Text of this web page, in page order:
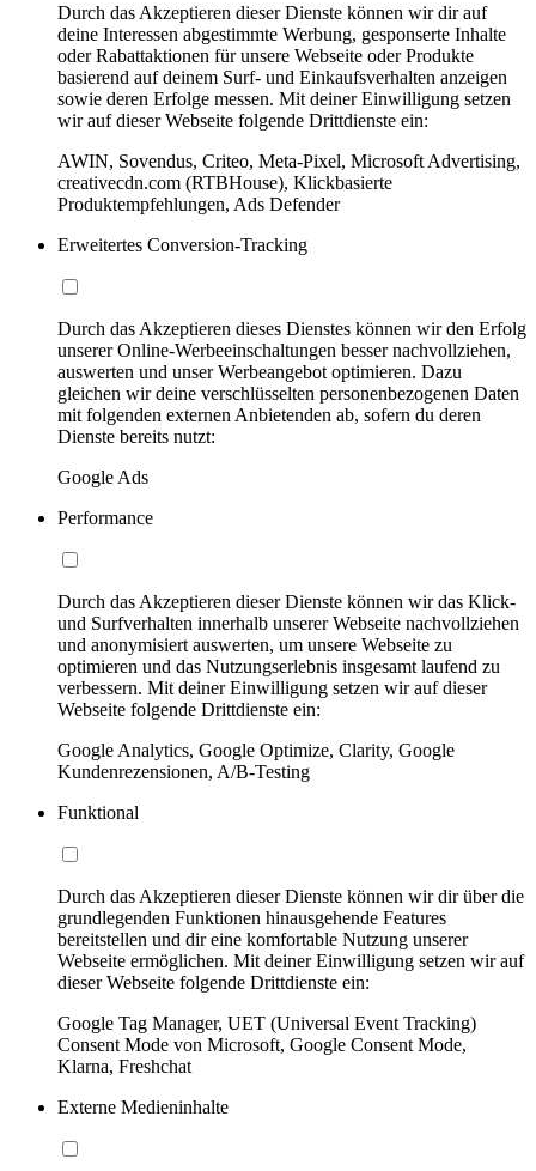
Durch das Akzeptieren dieser Dienste können wir dir auf
deine Interessen abgestimmte Werbung, gesponserte Inhalte
oder Rabattaktionen für unsere Webseite oder Produkte
basierend auf deinem Surf- und Einkaufsverhalten anzeigen
sowie deren Erfolge messen. Mit deiner Einwilligung setzen
wir auf dieser Webseite folgende Drittdienste ein:
AWIN, Sovendus, Criteo, Meta-Pixel, Microsoft Advertising,
creativecdn.com (RTBHouse), Klickbasierte
Produktempfehlungen, Ads Defender
Erweitertes Conversion-Tracking
Durch das Akzeptieren dieses Dienstes können wir den Erfolg
unserer Online-Werbeeinschaltungen besser nachvollziehen,
auswerten und unser Werbeangebot optimieren. Dazu
gleichen wir deine verschlüsselten personenbezogenen Daten
mit folgenden externen Anbietenden ab, sofern du deren
Dienste bereits nutzt:
Google Ads
Performance
Durch das Akzeptieren dieser Dienste können wir das Klick-
und Surfverhalten innerhalb unserer Webseite nachvollziehen
und anonymisiert auswerten, um unsere Webseite zu
optimieren und das Nutzungserlebnis insgesamt laufend zu
verbessern. Mit deiner Einwilligung setzen wir auf dieser
Webseite folgende Drittdienste ein:
Google Analytics, Google Optimize, Clarity, Google
Kundenrezensionen, A/B-Testing
Funktional
Durch das Akzeptieren dieser Dienste können wir dir über die
grundlegenden Funktionen hinausgehende Features
bereitstellen und dir eine komfortable Nutzung unserer
Webseite ermöglichen. Mit deiner Einwilligung setzen wir auf
dieser Webseite folgende Drittdienste ein:
Google Tag Manager, UET (Universal Event Tracking)
Consent Mode von Microsoft, Google Consent Mode,
Klarna, Freshchat
Externe Medieninhalte